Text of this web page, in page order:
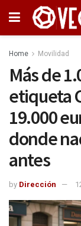
Home Movilidad
Más de
etiqueta
19.000
donde
antes
by Dirección